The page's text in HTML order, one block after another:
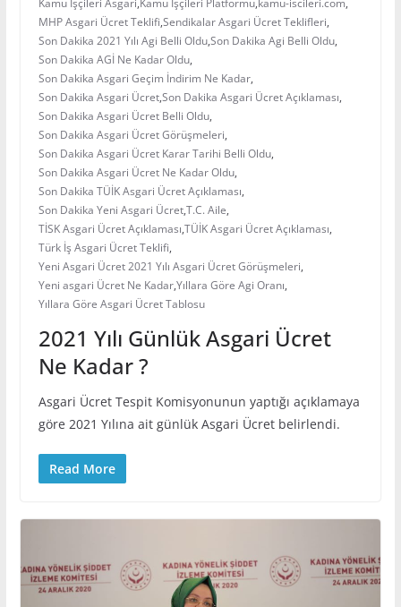
MHP Asgari Ücret Teklifi,Sendikalar Asgari Ücret Teklifleri,
Son Dakika 2021 Yılı Agi Belli Oldu,Son Dakika Agi Belli Oldu,
Son Dakika AGİ Ne Kadar Oldu,
Son Dakika Asgari Geçim İndirim Ne Kadar,
Son Dakika Asgari Ücret,Son Dakika Asgari Ücret Açıklaması,
Son Dakika Asgari Ücret Belli Oldu,
Son Dakika Asgari Ücret Görüşmeleri,
Son Dakika Asgari Ücret Karar Tarihi Belli Oldu,
Son Dakika Asgari Ücret Ne Kadar Oldu,
Son Dakika TÜİK Asgari Ücret Açıklaması,
Son Dakika Yeni Asgari Ücret,T.C. Aile,
TİSK Asgari Ücret Açıklaması,TÜİK Asgari Ücret Açıklaması,
Türk İş Asgari Ücret Teklifi,
Yeni Asgari Ücret 2021 Yılı Asgari Ücret Görüşmeleri,
Yeni asgari Ücret Ne Kadar,Yıllara Göre Agi Oranı,
Yıllara Göre Asgari Ücret Tablosu
2021 Yılı Günlük Asgari Ücret
Ne Kadar ?
Asgari Ücret Tespit Komisyonunun yaptığı açıklamaya
göre 2021 Yılına ait günlük Asgari Ücret belirlendi.
Read More